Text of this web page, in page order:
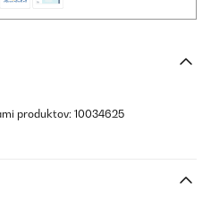
produktov: 10034625